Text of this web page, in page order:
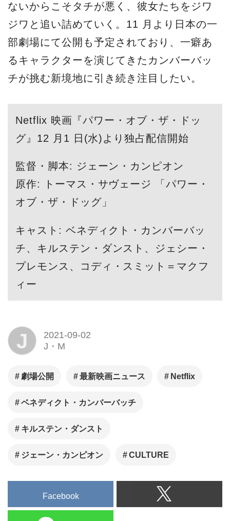
ないからこそタチが悪く、彼女たちをジワ
ジワと追い詰めていく。11 月より日本の一
部劇場にて公開も予定されており、一癖あ
るキャラクターを演じてきたカンバーバッ
チが挑む新境地に引き続き注目したい。
Netflix 映画『パワー・オブ・ザ・ドッ
グ』12 月1 日(水)より独占配信開始
監督・脚本: ジェーン・カンピオン
原作: トーマス・サヴェージ 「パワー・
オブ・ザ・ドッグ」
キャスト: ベネディクト・カンバーバッ
チ、キルステン・ダンスト、ジェシー・
プレモンス、コディ・スミット＝マクフ
ィー
J
2021-09-02
J・M
劇場公開 最新映画ニュース Netflix
ベネディクト・カンバーバッチ
キルステン・ダンスト
ジェーン・カンピオン CULTURE
Facebook